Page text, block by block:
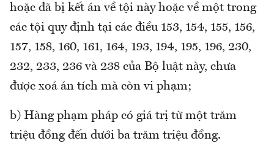
hoặc đã bị kết án về tội này hoặc về một trong
các tội quy định tại các điều 153, 154, 155, 156,
157, 158, 160, 161, 164, 193, 194, 195, 196, 230,
232, 233, 236 và 238 của Bộ luật này, chưa
được xoá án tích mà còn vi phạm;
b) Hàng phạm pháp có giá trị từ một trăm
triệu đồng đến dưới ba trăm triệu đồng.